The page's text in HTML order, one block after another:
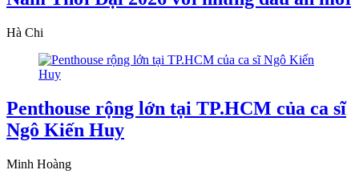
Hà Chi
Penthouse rộng lớn tại TP.HCM của ca sĩ
Ngô Kiến Huy
Minh Hoàng